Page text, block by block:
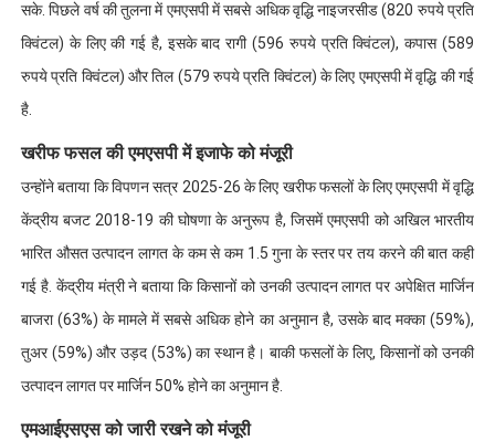
सके. पिछले वर्ष की तुलना में एमएसपी में सबसे अधिक वृद्धि नाइजरसीड (820 रुपये प्रति
क्विंटल) के लिए की गई है, इसके बाद रागी (596 रुपये प्रति क्विंटल), कपास (589
रुपये प्रति क्विंटल) और तिल (579 रुपये प्रति क्विंटल) के लिए एमएसपी में वृद्धि की गई
है.
खरीफ फसल की एमएसपी में इजाफे को मंजूरी
उन्होंने बताया कि विपणन सत्र 2025-26 के लिए खरीफ फसलों के लिए एमएसपी में वृद्धि
केंद्रीय बजट 2018-19 की घोषणा के अनुरूप है, जिसमें एमएसपी को अखिल भारतीय
भारित औसत उत्पादन लागत के कम से कम 1.5 गुना के स्तर पर तय करने की बात कही
गई है. केंद्रीय मंत्री ने बताया कि किसानों को उनकी उत्पादन लागत पर अपेक्षित मार्जिन
बाजरा (63%) के मामले में सबसे अधिक होने का अनुमान है, उसके बाद मक्का (59%),
तुअर (59%) और उड़द (53%) का स्थान है। बाकी फसलों के लिए, किसानों को उनकी
उत्पादन लागत पर मार्जिन 50% होने का अनुमान है.
एमआईएसएस को जारी रखने को मंजूरी